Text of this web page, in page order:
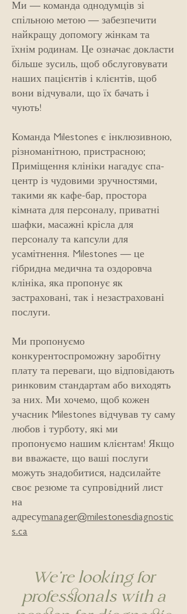
Ми — команда однодумців зі
спільною метою — забезпечити
найкращу допомогу жінкам та
їхнім родинам. Це означає докласти
більше зусиль, щоб обслуговувати
наших пацієнтів і клієнтів, щоб
вони відчували, що їх бачать і
чують!
Команда Milestones є інклюзивною,
різноманітною, пристрасною;
Приміщення клініки нагадує спа-
центр із чудовими зручностями,
такими як кафе-бар, простора
кімната для персоналу, приватні
шафки, масажні крісла для
персоналу та капсули для
усамітнення. Milestones — це
гібридна медична та оздоровча
клініка, яка пропонує як
застраховані, так і незастраховані
послуги.
Ми пропонуємо
конкурентоспроможну заробітну
плату та переваги, що відповідають
ринковим стандартам або виходять
за них. Ми хочемо, щоб кожен
учасник Milestones відчував ту саму
любов і турботу, які ми
пропонуємо нашим клієнтам! Якщо
ви вважаєте, що ваші послуги
можуть знадобитися, надсилайте
своє резюме та супровідний лист
на
адресуmanager@milestonesdiagnostic
s.ca
We're looking for
professionals with a